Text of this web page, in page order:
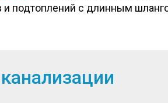
и подтоплений с длинным